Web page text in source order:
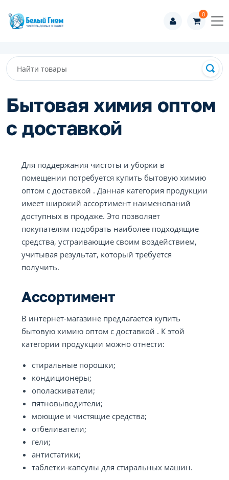
0
Бытовая химия оптом
с доставкой
Для поддержания чистоты и уборки в
помещении потребуется купить бытовую химию
оптом с доставкой . Данная категория продукции
имеет широкий ассортимент наименований
доступных в продаже. Это позволяет
покупателям подобрать наиболее подходящие
средства, устраивающие своим воздействием,
учитывая результат, который требуется
получить.
Ассортимент
В интернет-магазине предлагается купить
бытовую химию оптом с доставкой . К этой
категории продукции можно отнести:
стиральные порошки;
кондиционеры;
ополаскиватели;
пятновыводители;
моющие и чистящие средства;
отбеливатели;
гели;
антистатики;
таблетки-капсулы для стиральных машин.